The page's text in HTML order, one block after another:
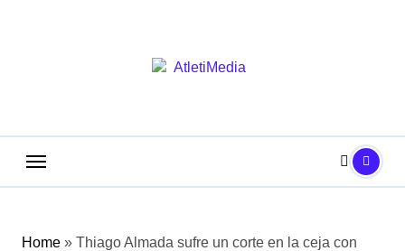
Home » Thiago Almada sufre un corte en la ceja con